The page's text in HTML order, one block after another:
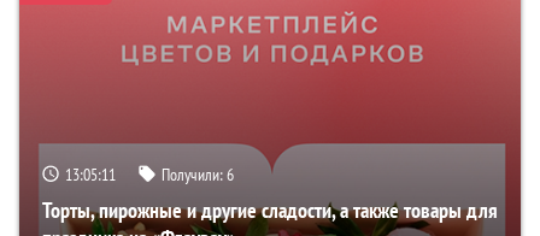
13:05:10 Получили:6
Торты, пирожные и другие сладости, а также товары для